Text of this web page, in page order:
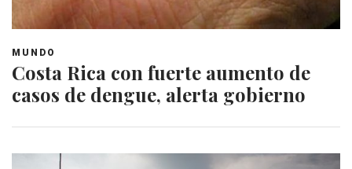
MUNDO
Costa Rica con fuerte aumento de
casos de dengue, alerta gobierno